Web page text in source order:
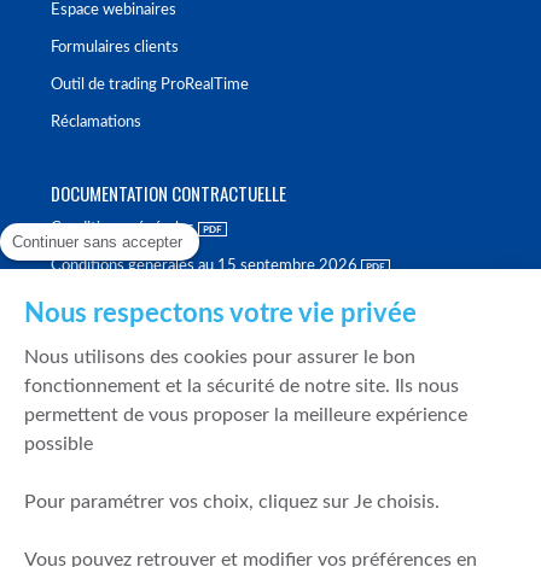
Espace webinaires
Formulaires clients
Outil de trading ProRealTime
Réclamations
DOCUMENTATION CONTRACTUELLE
Conditions générales
Conditions générales au 15 septembre 2026
Politique de meilleure sélection
Politique de durabilité
Fonds de garantie des dépôts et de résolution
Mentions légales
Continuer sans accepter
Nous respectons votre vie privée
Nous utilisons des cookies pour assurer le bon
fonctionnement et la sécurité de notre site. Ils nous
permettent de vous proposer la meilleure expérience
possible
Pour paramétrer vos choix, cliquez sur Je choisis.
Vous pouvez retrouver et modifier vos préférences en